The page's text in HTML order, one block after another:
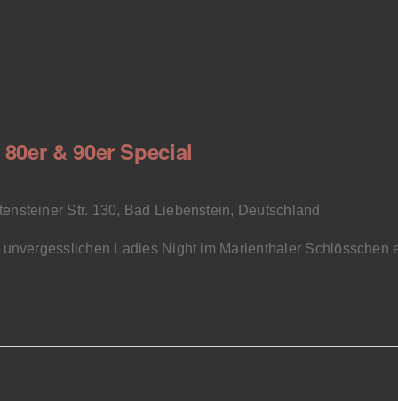
& 90er Special
Str. 130, Bad Liebenstein, Deutschland
Ladies Night im Marienthaler Schlösschen